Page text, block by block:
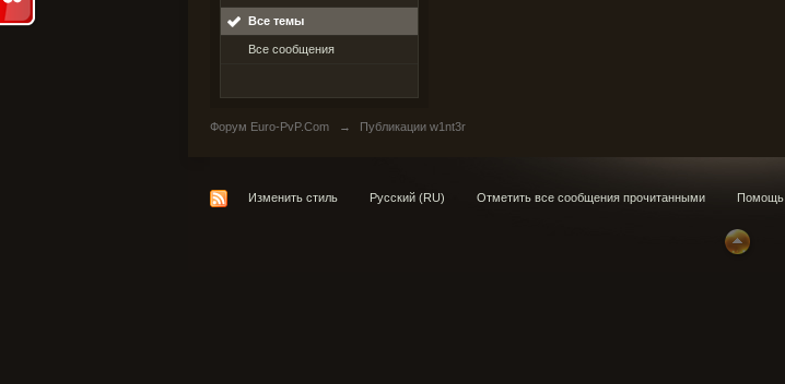
Все темы
Все сообщения
Форум Euro-PvP.Com → Публикации w1nt3r
Изменить стиль Русский (RU) Отметить все сообщения прочитанными Помощь